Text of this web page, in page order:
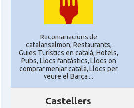
Recomanacions de
catalansalmon; Restaurants,
Guies Turístics en català, Hotels,
Pubs, Llocs fantàstics, Llocs on
comprar menjar català, Llocs per
veure el Barça ...
Castellers